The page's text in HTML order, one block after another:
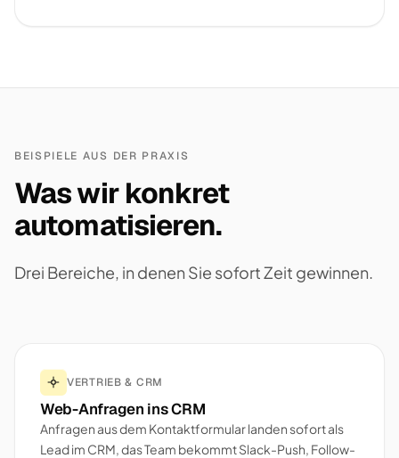
BEISPIELE AUS DER PRAXIS
Was wir konkret
automatisieren.
Drei Bereiche, in denen Sie sofort Zeit gewinnen.
VERTRIEB & CRM
Web-Anfragen ins CRM
Anfragen aus dem Kontaktformular landen sofort als
Lead im CRM, das Team bekommt Slack-Push, Follow-